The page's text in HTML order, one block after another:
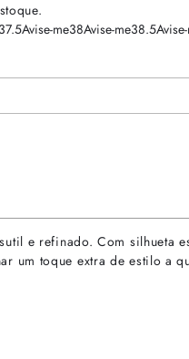
37.5Avise-me38Avise-me38.5
e refinado. Com silhueta
um toque extra de estilo a